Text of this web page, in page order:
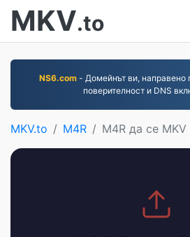
MKV.to
NS6.com - Домейнът ви, направено
поверителност и DNS
MKV.to M4R M4R да се MKV